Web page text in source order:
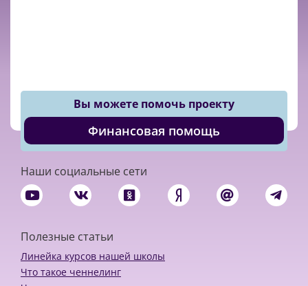
Вы можете помочь проекту
Финансовая помощь
Наши социальные сети
Полезные статьи
Линейка курсов нашей школы
Что такое ченнелинг